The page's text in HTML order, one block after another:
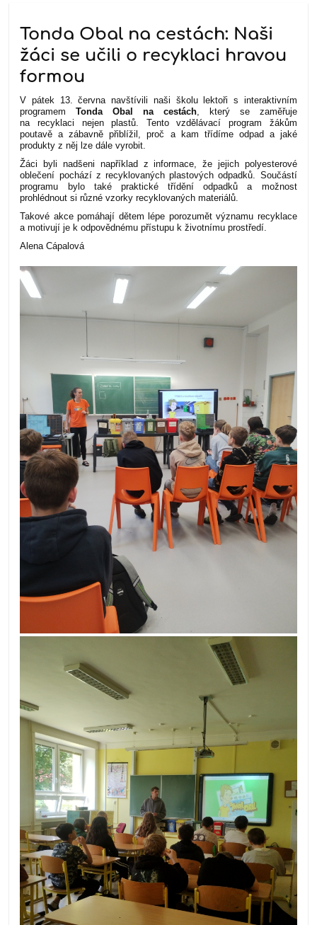
Tonda Obal na cestách: Naši
žáci se učili o recyklaci hravou
formou
V pátek 13. června navštívili naši školu lektoři s interaktivním
programemTonda Obal na cestách, který se zaměřuje
na recyklaci nejen plastů. Tento vzdělávací program žákům
poutavě a zábavně přiblížil, proč a kam třídíme odpad a jaké
produkty z něj lze dále vyrobit.
Žáci byli nadšeni například z informace, že jejich polyesterové
oblečení pochází z recyklovaných plastových odpadků. Součástí
programu bylo také praktické třídění odpadků a možnost
prohlédnout si různé vzorky recyklovaných materiálů.
Takové akce pomáhají dětem lépe porozumět významu recyklace
a motivují je k odpovědnému přístupu k životnímu prostředí.
Alena Cápalová